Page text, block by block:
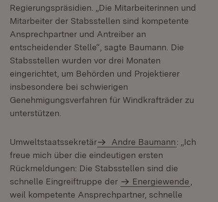
Regierungspräsidien. „Die Mitarbeiterinnen und
Mitarbeiter der Stabsstellen sind kompetente
Ansprechpartner und Antreiber an
entscheidender Stelle“, sagte Baumann. Die
Stabsstellen wurden vor drei Monaten
eingerichtet, um Behörden und Projektierer
insbesondere bei schwierigen
Genehmigungsverfahren für Windkrafträder zu
unterstützen.
Umweltstaatssekretär Andre Baumann: „Ich
freue mich über die eindeutigen ersten
Rückmeldungen: Die Stabsstellen sind die
schnelle Eingreiftruppe der
Energiewende
weil kompetente Ansprechpartner, schnelle